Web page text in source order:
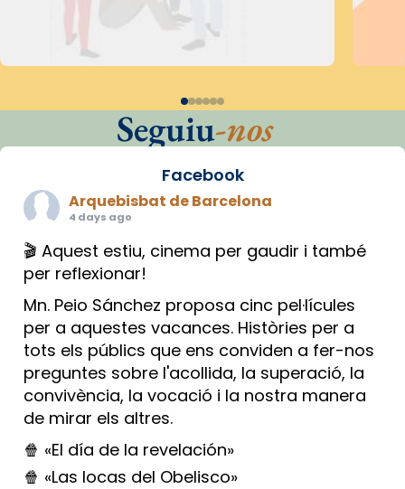
Seguiu-nos
Facebook
Arquebisbat de Barcelona
4 days ago
🎬 Aquest estiu, cinema per gaudir i també
per reflexionar!
Mn. Peio Sánchez proposa cinc pel·lícules
per a aquestes vacances. Històries per a
tots els públics que ens conviden a fer-nos
preguntes sobre l'acollida, la superació, la
convivència, la vocació i la nostra manera
de mirar els altres.
🍿 «El día de la revelación»
🍿 «Las locas del Obelisco»